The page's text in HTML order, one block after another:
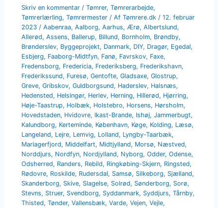
Skriv en kommentar /Tømrer,Tømrerarbejde,
Tømrerlærling,Tømrermester / AfTømrere.dk /12. februar
2023 /Aabenraa,Aalborg,Aarhus, Ærø,Albertslund,
Allerød,Assens, Ballerup, Billund, Bornholm, Brøndby,
Brønderslev, Byggeprojekt, Danmark, DIY, Dragør, Egedal,
Esbjerg, Faaborg-Midtfyn, Fanø, Favrskov, Faxe,
Fredensborg, Fredericia, Frederiksberg, Frederikshavn,
Frederikssund, Furesø,Gentofte,Gladsaxe,Glostrup,
Greve,Gribskov,Guldborgsund, Haderslev, Halsnæs,
Hedensted, Helsingør, Herlev, Herning, Hillerød, Hjørring,
Høje-Taastrup, Holbæk, Holstebro, Horsens, Hørsholm,
Hovedstaden, Hvidovre, Ikast-Brande, Ishøj,Jammerbugt,
Kalundborg, Kerteminde, København, Køge, Kolding, Læsø,
Langeland, Lejre, Lemvig, Lolland, Lyngby-Taarbæk,
Mariagerfjord, Middelfart, Midtjylland, Morsø, Næstved,
Norddjurs, Nordfyn, Nordjylland, Nyborg,Odder,Odense,
Odsherred, Randers, Rebild, Ringkøbing-Skjern, Ringsted,
Rødovre, Roskilde, Rudersdal, Samsø, Silkeborg, Sjælland,
Skanderborg, Skive, Slagelse, Solrød, Sønderborg, Sorø,
Stevns, Struer, Svendborg, Syddanmark, Syddjurs,Tårnby,
Thisted,Tønder,Vallensbæk,Varde,Vejen,Vejle,